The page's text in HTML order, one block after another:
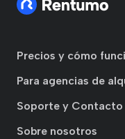
Precios y cómo
Para agencias de
Soporte y Contacto
Sobre nosotros